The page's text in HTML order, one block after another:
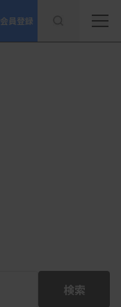
会員登録
検索